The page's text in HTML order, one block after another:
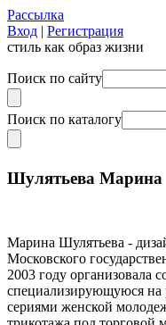
Рассылка
Вход | Регистрация
стиль как образ жизни
Поиск по сайту
Поиск по каталогу
Шулятьева Марина
Марина Шулятьева -
Московского
2003 году организовала
специализирующуюся на
сериями женской